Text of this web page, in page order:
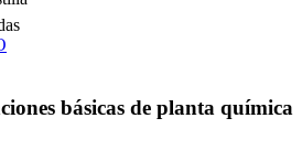
básicas de planta química